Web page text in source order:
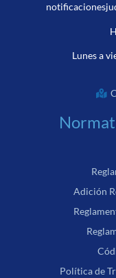
Lunes a
Adición
Política de